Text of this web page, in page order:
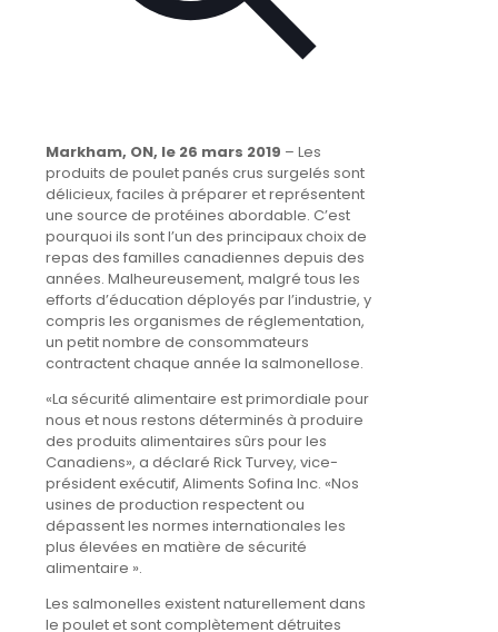
Markham, ON, le 26 mars 2019 – Les
produits de poulet panés crus surgelés sont
délicieux, faciles à préparer et représentent
une source de protéines abordable. C’est
pourquoi ils sont l’un des principaux choix de
repas des familles canadiennes depuis des
années. Malheureusement, malgré tous les
efforts d’éducation déployés par l’industrie, y
compris les organismes de réglementation,
un petit nombre de consommateurs
contractent chaque année la salmonellose.
«La sécurité alimentaire est primordiale pour
nous et nous restons déterminés à produire
des produits alimentaires sûrs pour les
Canadiens», a déclaré Rick Turvey, vice-
président exécutif, Aliments Sofina Inc. «Nos
usines de production respectent ou
dépassent les normes internationales les
plus élevées en matière de sécurité
alimentaire ».
Les salmonelles existent naturellement dans
le poulet et sont complètement détruites